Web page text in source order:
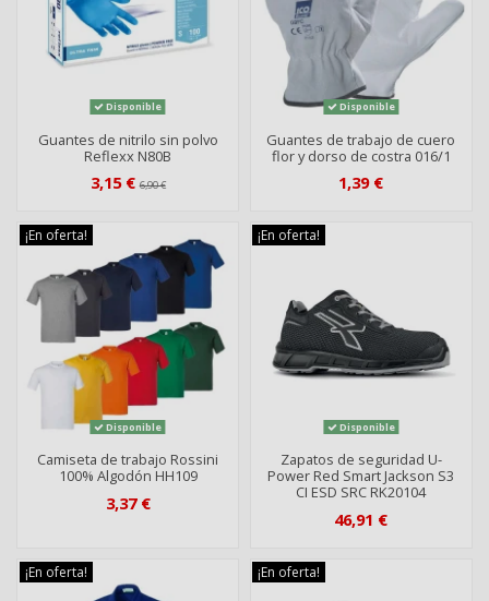
Disponible
Guantes de nitrilo sin polvo
Reflexx N80B
3,15 €6,90 €
Disponible
Guantes de trabajo de cuero
flor y dorso de costra 016/1
1,39 €
¡En oferta!
Disponible
Camiseta de trabajo Rossini
100% Algodón HH109
3,37 €
¡En oferta!
Disponible
Zapatos de seguridad U-
Power Red Smart Jackson S3
CI ESD SRC RK20104
46,91 €
¡En oferta! ¡En oferta!